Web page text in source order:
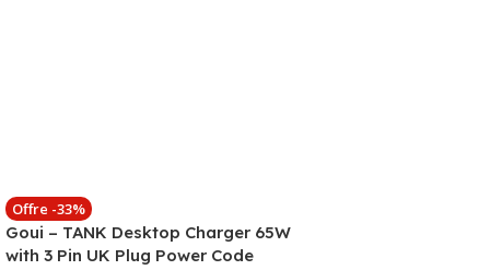
Offre -33%
Goui – TANK Desktop Charger 65W
with 3 Pin UK Plug Power Code